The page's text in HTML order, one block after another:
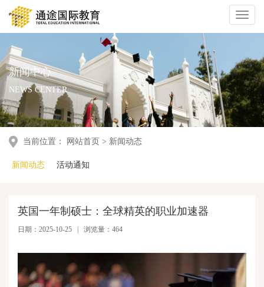
Toggle
新闻中心
NEWS CENTER
当前位置： 网站首页 > 新闻动态
新闻动态 活动通知
英国一年制硕士：全球精英的职业加速器
日期：2025-10-25 | 浏览量：464